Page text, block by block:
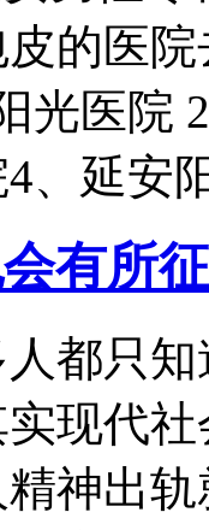
的医
光医院
4、延
有所
都只
现代
神出